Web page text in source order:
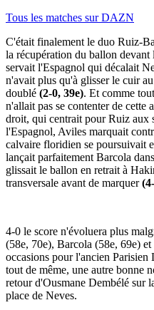
Tous les matches sur DAZN
C'était finalement le duo Ruiz-
la récupération du ballon
servait l'Espagnol qui décalait
n'avait plus qu'à glisser le cuir
doublé (2-0, 39e). Et comme
n'allait pas se contenter de
droit, qui centrait pour Ruiz aux
l'Espagnol, Aviles marquait
calvaire floridien se poursuivait
lançait parfaitement Barcola
glissait le ballon en retrait à
transversale avant de marquer
4-0 le score n'évoluera plus
(58e, 70e), Barcola (58e, 69e)
occasions pour l'ancien
tout de même, une autre bonne
retour d'Ousmane Dembélé sur
place de Neves.